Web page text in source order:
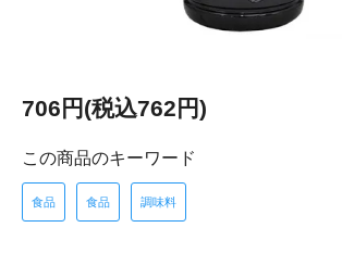
706円(税込762円)
この商品のキーワード
食品 食品 調味料